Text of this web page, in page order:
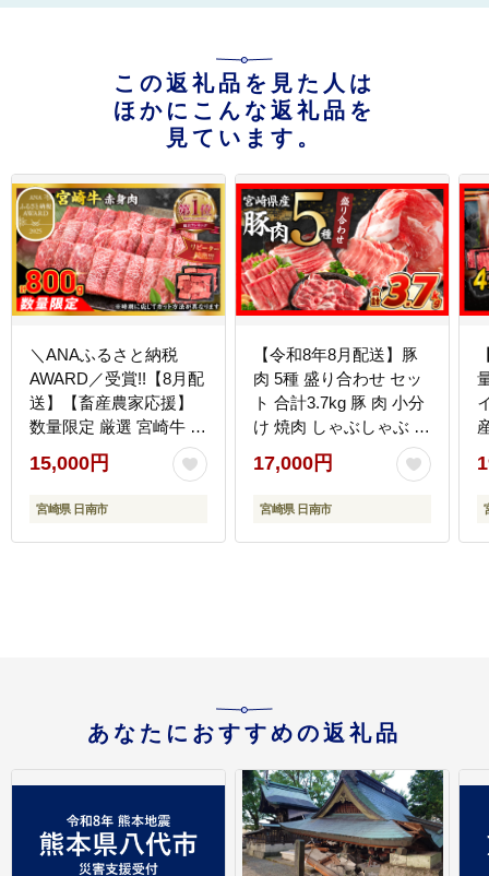
この返礼品を見た人は
ほかにこんな返礼品を
見ています。
＼ANAふるさと納税
AWARD／受賞!!【8月配
送】【畜産農家応援】
数量限定 厳選 宮崎牛 赤
身 焼肉 計800g 牛肉 国
産 焼き肉 BBQ 鉄板焼
き バーベキュー 人気 黒
A5 等級 ギフト 贈答 小
15,000円
宮崎県 日南市
【令和8年8月配送】豚
肉 5種 盛り合わせ セッ
ト 合計3.7kg 豚 肉 小分
け 焼肉 しゃぶしゃぶ 豚
バラ ロース 赤身 こま切
れ スライス 宮崎県産 国
産 食品 豚丼 豚しゃぶ
ック 食べ比べ おすすめ
17,000円
宮崎県 日南市
あなたにおすすめの返礼品